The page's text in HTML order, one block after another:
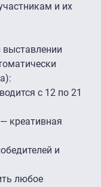
и их
выставлении
с 12 по 21
креативная
и
любое